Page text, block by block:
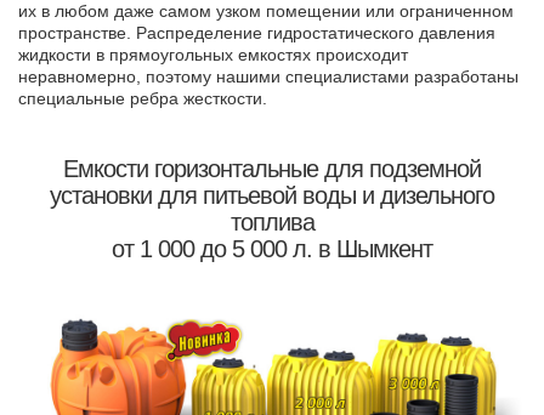
их в любом даже самом узком помещении или ограниченном
пространстве. Распределение гидростатического давления
жидкости в прямоугольных емкостях происходит
неравномерно, поэтому нашими специалистами разработаны
специальные ребра жесткости.
Емкости горизонтальные для подземной
установки для питьевой воды и дизельного
топлива
от 1 000 до 5 000 л. в Шымкент